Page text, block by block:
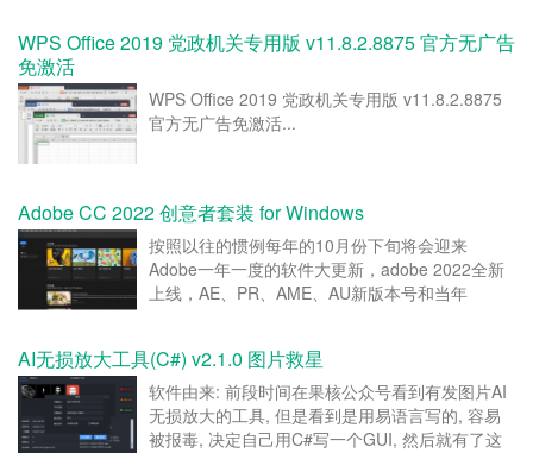
WPS Office 2019 党政机关专用版 v11.8.2.8875 官方无广告
免激活
WPS Office 2019 党政机关专用版 v11.8.2.8875
官方无广告免激活...
Adobe CC 2022 创意者套装 for Windows
按照以往的惯例每年的10月份下旬将会迎来
Adobe一年一度的软件大更新，adobe 2022全新
上线，AE、PR、AME、AU新版本号和当年
面的软件，给你带来全新不一样的体验。 &...
AI无损放大工具(C#) v2.1.0 图片救星
软件由来: 前段时间在果核公众号看到有发图片AI
无损放大的工具, 但是看到是用易语言写的, 容易
被报毒, 决定自己用C#写一个GUI, 然后就有了这